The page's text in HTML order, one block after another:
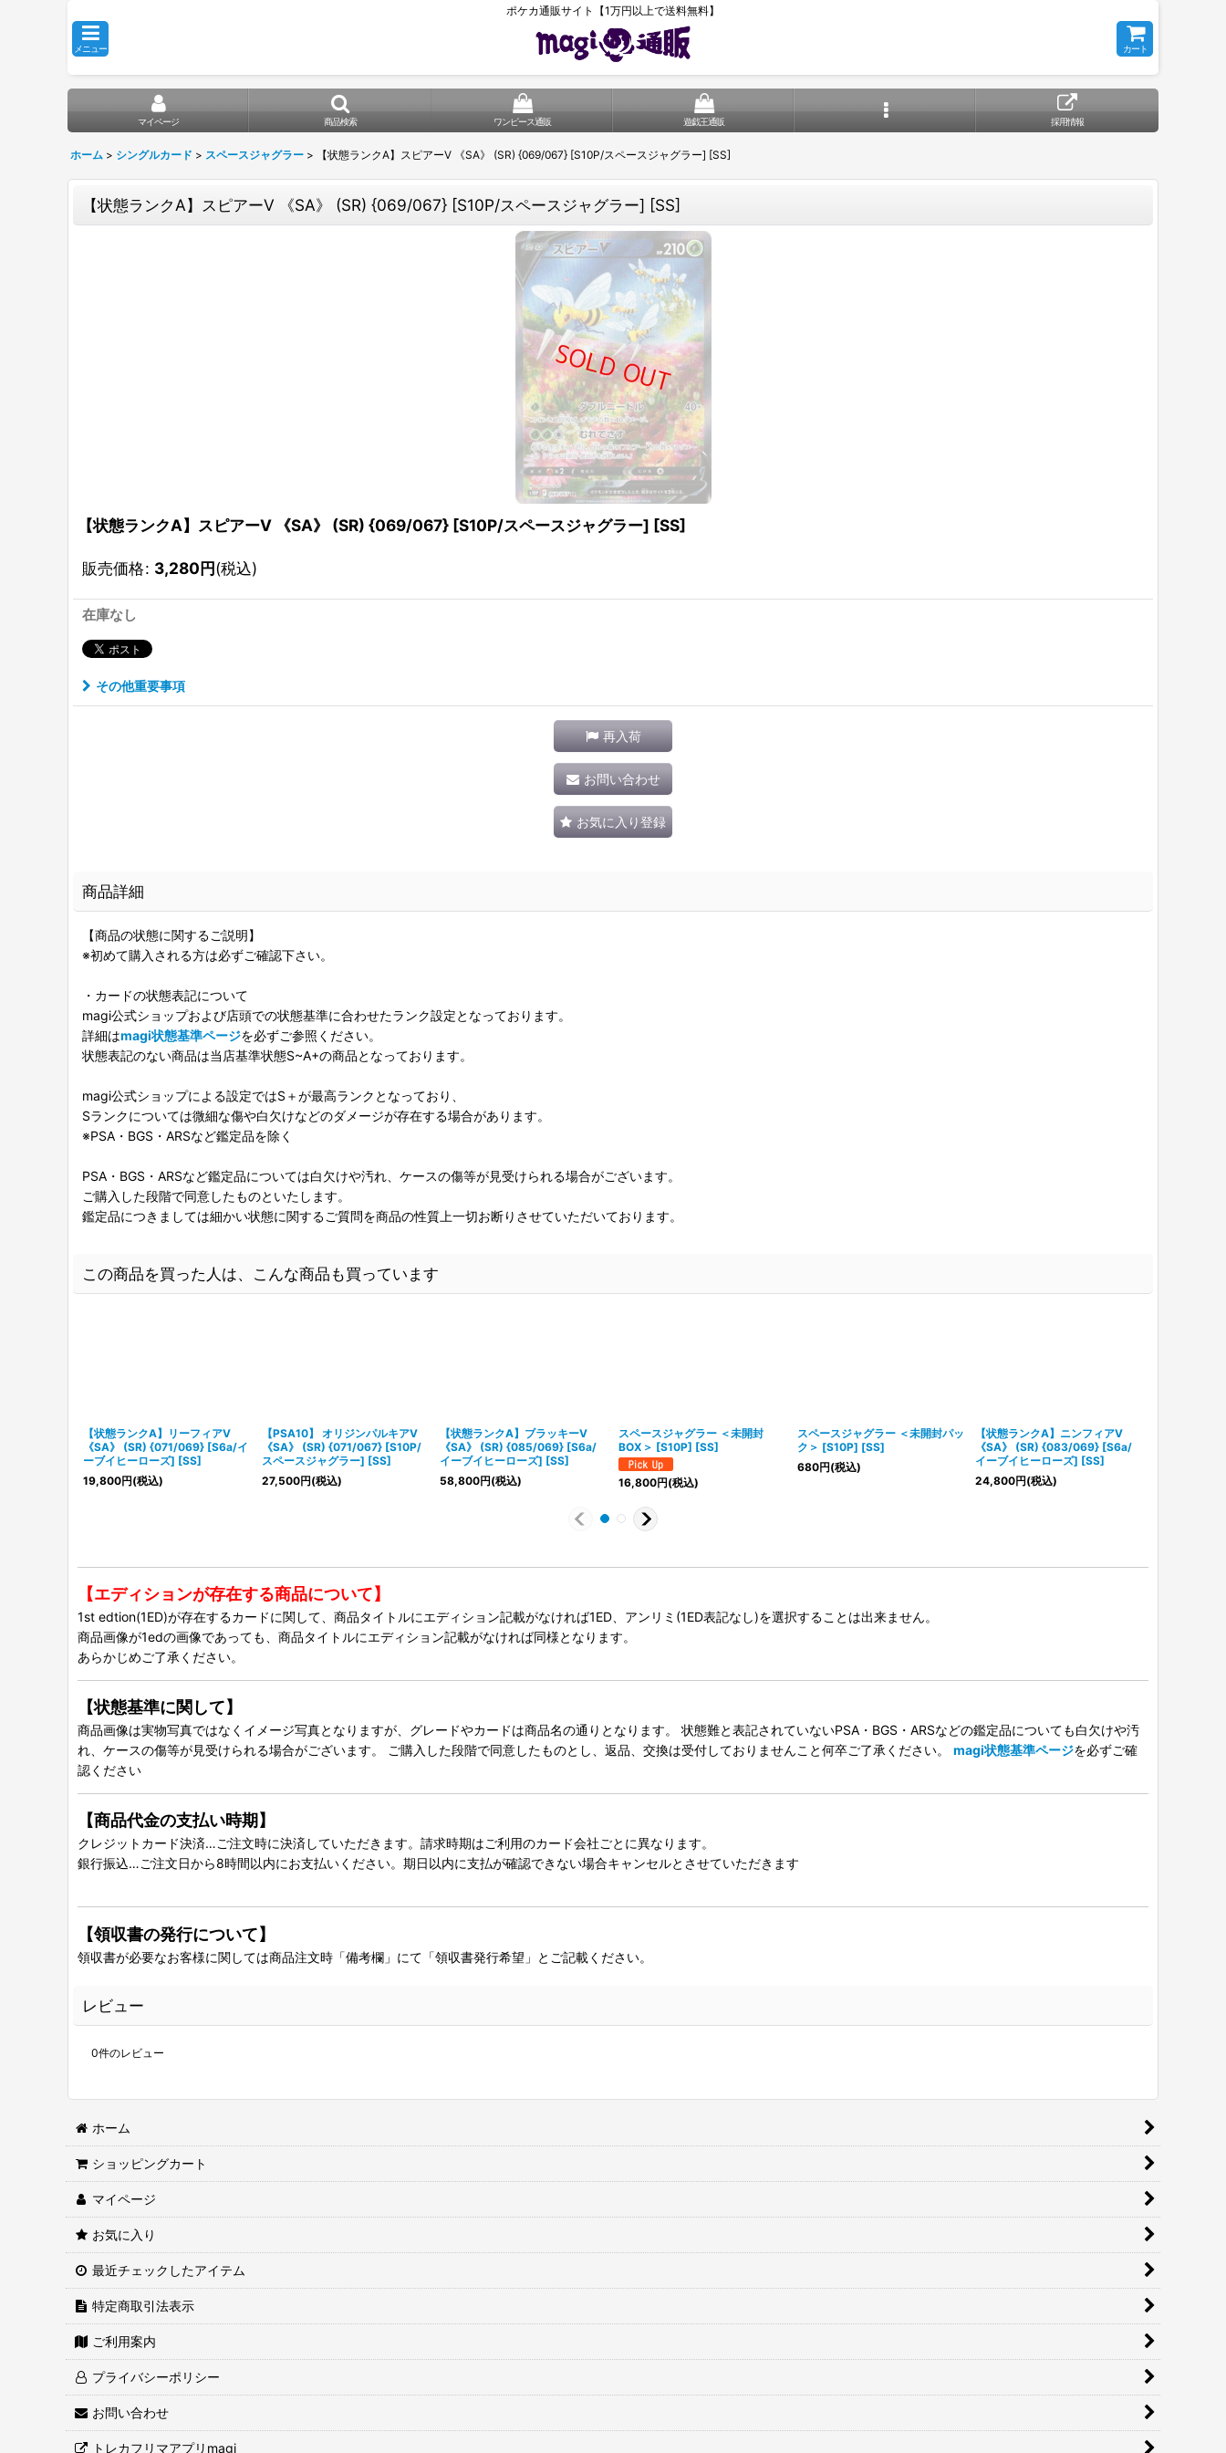
ポケカ通販サイト【1万円以上で送料無料】
メニュー カート
マイページ 商品検索 ワンピース通販 遊戯王通販 採用情報
ホーム > シングルカード > スペースジャグラー > 【状態ランクA】スピアーV 《SA》 (SR) {069/067} [S10P/スペースジャグラー] [SS]
【状態ランクA】スピアーV 《SA》 (SR) {069/067} [S10P/スペースジャグラー] [SS]
【状態ランクA】スピアーV 《SA》 (SR) {069/067} [S10P/スペースジャグラー] [SS]
販売価格: 3,280円(税込)
在庫なし
その他重要事項
再入荷
お問い合わせ
お気に入り登録
商品詳細
【商品の状態に関するご説明】
※初めて購入される方は必ずご確認下さい。
・カードの状態表記について
magi公式ショップおよび店頭での状態基準に合わせたランク設定となっております。
詳細はmagi状態基準ページを必ずご参照ください。
状態表記のない商品は当店基準状態S~A+の商品となっております。
magi公式ショップによる設定ではS＋が最高ランクとなっており、
Sランクについては微細な傷や白欠けなどのダメージが存在する場合があります。
※PSA・BGS・ARSなど鑑定品を除く
PSA・BGS・ARSなど鑑定品については白欠けや汚れ、ケースの傷等が見受けられる場合がございます。
ご購入した段階で同意したものといたします。
鑑定品につきましては細かい状態に関するご質問を商品の性質上一切お断りさせていただいております。
この商品を買った人は、こんな商品も買っています
【状態ランクA】リーフィアV
《SA》 (SR) {071/069} [S6a/イ
ーブイヒーローズ] [SS]
19,800円(税込)
【PSA10】 オリジンパルキアV
《SA》 (SR) {071/067} [S10P/
スペースジャグラー] [SS]
27,500円(税込)
【状態ランクA】ブラッキーV
《SA》 (SR) {085/069} [S6a/
イーブイヒーローズ] [SS]
58,800円(税込)
スペースジャグラー ＜未開封
BOX＞ [S10P] [SS]
16,800円(税込)
スペースジャグラー ＜未開封パッ
ク＞ [S10P] [SS]
680円(税込)
【状態ランクA】ニンフィアV
《SA》 (SR) {083/069} [S6a/
イーブイヒーローズ] [SS]
24,800円(税込)
【エディションが存在する商品について】
1st edtion(1ED)が存在するカードに関して、商品タイトルにエディション記載がなければ1ED、アンリミ(1ED表記なし)を選択することは出来ません。
商品画像が1edの画像であっても、商品タイトルにエディション記載がなければ同様となります。
あらかじめご了承ください。
【状態基準に関して】
商品画像は実物写真ではなくイメージ写真となりますが、グレードやカードは商品名の通りとなります。 状態難と表記されていないPSA・BGS・ARSなどの鑑定品についても白欠けや汚
れ、ケースの傷等が見受けられる場合がございます。 ご購入した段階で同意したものとし、返品、交換は受付しておりませんこと何卒ご了承ください。 magi状態基準ページを必ずご確
認ください
【商品代金の支払い時期】
クレジットカード決済…ご注文時に決済していただきます。請求時期はご利用のカード会社ごとに異なります。
銀行振込…ご注文日から8時間以内にお支払いください。期日以内に支払が確認できない場合キャンセルとさせていただきます
【領収書の発行について】
領収書が必要なお客様に関しては商品注文時「備考欄」にて「領収書発行希望」とご記載ください。
レビュー
0件のレビュー
ホーム
ショッピングカート
マイページ
お気に入り
最近チェックしたアイテム
特定商取引法表示
ご利用案内
プライバシーポリシー
お問い合わせ
トレカフリマアプリmagi